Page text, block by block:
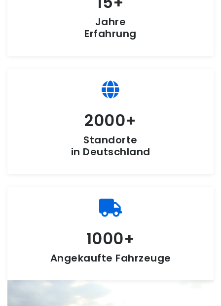
Jahre
Erfahrung
2000
Standorte
in Deutschland
1000
Angekaufte Fahrzeuge